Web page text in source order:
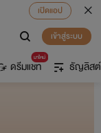
เปิดแอป
เข้าสู่ระบบ
มาใหม่
ดรีมแชท ธัญลิสต์